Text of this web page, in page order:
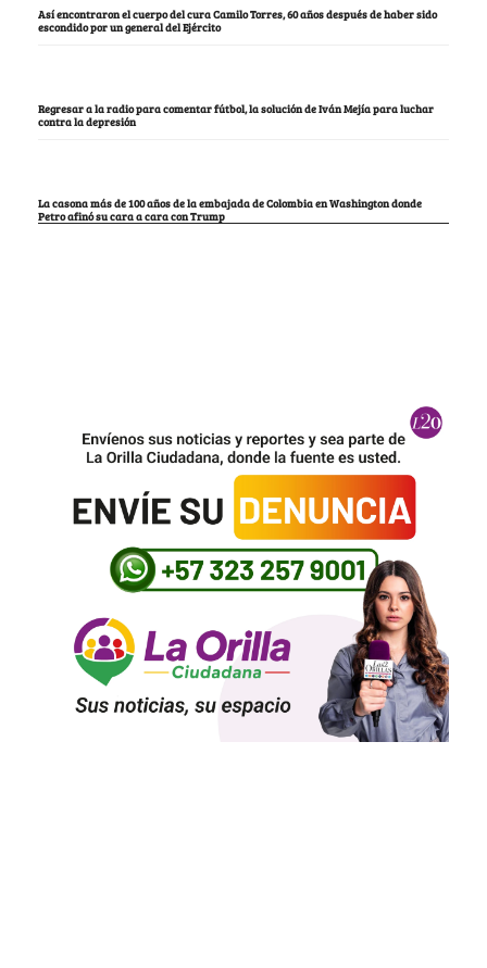
Así encontraron el cuerpo del cura Camilo Torres, 60 años después de haber sido
escondido por un general del Ejército
Regresar a la radio para comentar fútbol, la solución de Iván Mejía para luchar
contra la depresión
La casona más de 100 años de la embajada de Colombia en Washington donde
Petro afinó su cara a cara con Trump